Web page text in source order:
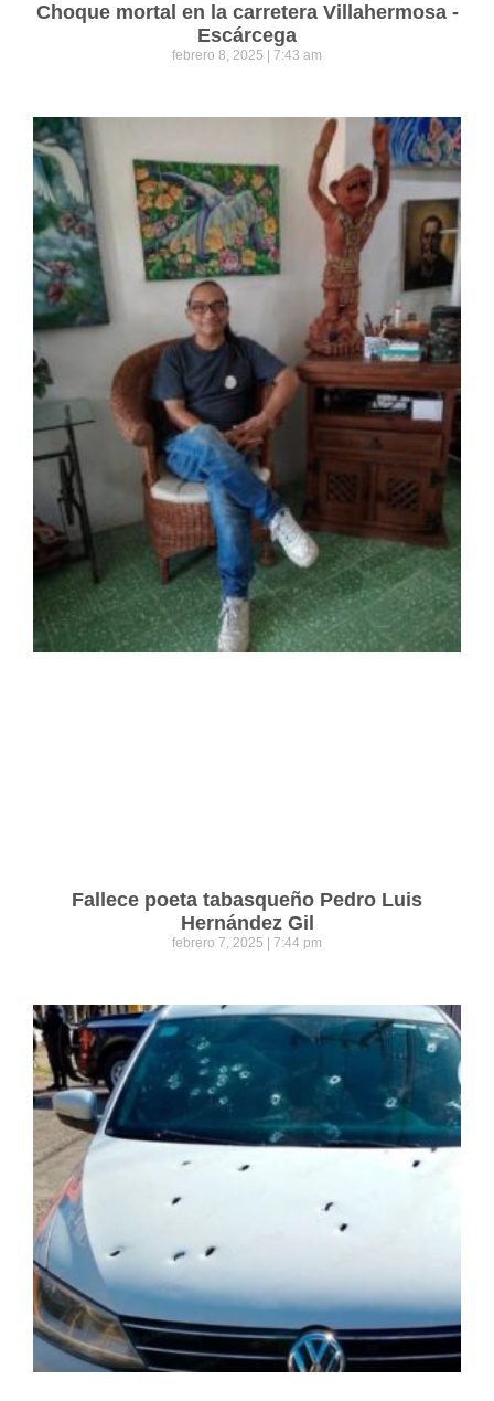
Choque mortal en la carretera Villahermosa -
Escárcega
febrero 8, 2025 7:43 am
Fallece poeta tabasqueño Pedro Luis
Hernández Gil
febrero 7, 2025 7:44 pm